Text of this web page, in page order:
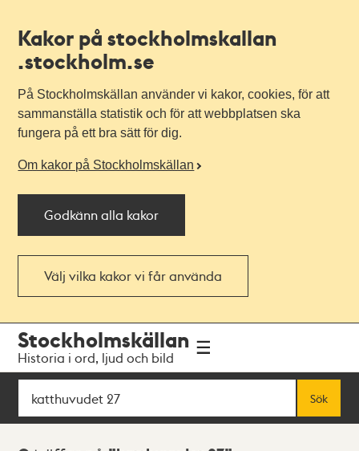
Kakor på stockholmskallan
.stockholm.se
På Stockholmskällan använder vi kakor, cookies, för att
sammanställa statistik och för att webbplatsen ska
fungera på ett bra sätt för dig.
Om kakor på Stockholmskällan
Godkänn alla kakor
Välj vilka kakor vi får använda
navigationen
huvudinnehållet
Stockholmskällan
Historia i ord, ljud och bild
Sök
Sök